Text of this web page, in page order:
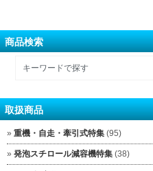
商品検索
取扱商品
重機・自走・牽引式特集 (95)
発泡スチロール減容機特集 (38)